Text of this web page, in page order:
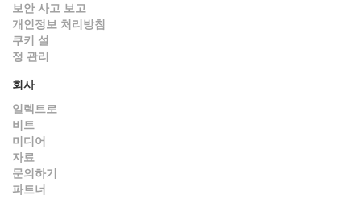
보안 사고 보고
개인정보 처리방침
쿠키 설
정 관리
회사
일렉트로
비트
미디어
자료
문의하기
파트너